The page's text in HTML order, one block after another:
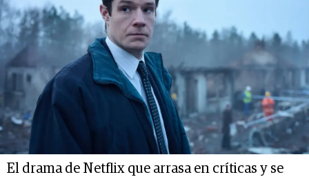
El drama de Netflix que arrasa en críticas y se